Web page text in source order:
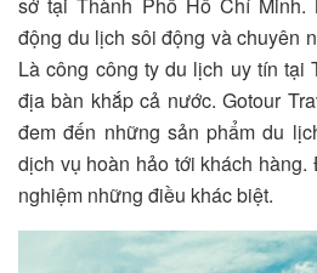
sở tại Thành Phố Hồ Chí Minh.
động du lịch sôi động và chuyên
Là công công ty du lịch uy tín tại
địa bàn khắp cả nước. Gotour
đem đến những sản phẩm du
dịch vụ hoàn hảo tới khách
nghiệm những điều khác biệt.